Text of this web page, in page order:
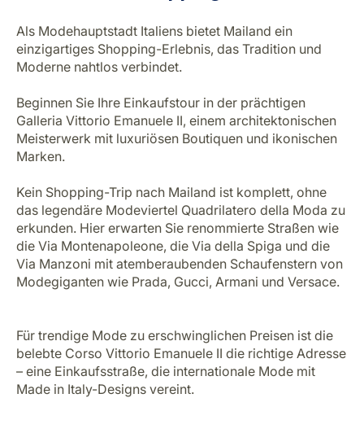
Als Modehauptstadt Italiens bietet Mailand ein
einzigartiges Shopping-Erlebnis, das Tradition und
Moderne nahtlos verbindet.
Beginnen Sie Ihre Einkaufstour in der prächtigen
Galleria Vittorio Emanuele II, einem architektonischen
Meisterwerk mit luxuriösen Boutiquen und ikonischen
Marken.
Kein Shopping-Trip nach Mailand ist komplett, ohne
das legendäre Modeviertel Quadrilatero della Moda zu
erkunden. Hier erwarten Sie renommierte Straßen wie
die Via Montenapoleone, die Via della Spiga und die
Via Manzoni mit atemberaubenden Schaufenstern von
Modegiganten wie Prada, Gucci, Armani und Versace.
Für trendige Mode zu erschwinglichen Preisen ist die
belebte Corso Vittorio Emanuele II die richtige Adresse
– eine Einkaufsstraße, die internationale Mode mit
Made in Italy-Designs vereint.